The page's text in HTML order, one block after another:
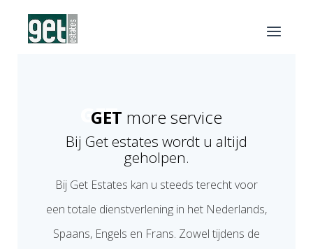
GET more service
Bij Get estates wordt u altijd
geholpen.
Bij Get Estates kan u steeds terecht voor
een totale dienstverlening in het Nederlands,
Spaans, Engels en Frans. Zowel tijdens de